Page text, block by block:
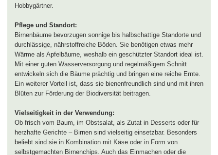
Hobbygärtner.
Pflege und Standort:
Birnenbäume bevorzugen sonnige bis halbschattige Standorte und
durchlässige, nährstoffreiche Böden. Sie benötigen etwas mehr
Wärme als Apfelbäume, weshalb ein geschützter Standort ideal ist.
Mit einer guten Wasserversorgung und regelmäßigem Schnitt
entwickeln sich die Bäume prächtig und bringen eine reiche Ernte.
Ein weiterer Vorteil ist, dass sie bienenfreundlich sind und mit ihren
Blüten zur Förderung der Biodiversität beitragen.
Vielseitigkeit in der Verwendung:
Ob frisch vom Baum, im Obstsalat, als Zutat in Desserts oder für
herzhafte Gerichte – Birnen sind vielseitig einsetzbar. Besonders
beliebt sind sie in Kombination mit Käse oder in Form von
selbstgemachten Birnenchips. Auch das Einmachen oder die